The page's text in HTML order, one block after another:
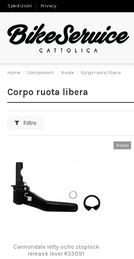
Spedizioni Privacy
Home Componenti Ruote Corpo ruota libera
Corpo ruota libera
Filtro
Cannondale lefty ocho stoplock
release lever K53091
Nuovo